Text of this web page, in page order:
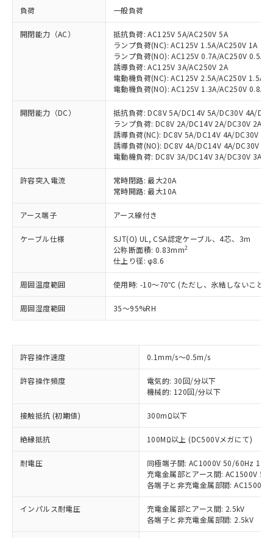
負荷 一般負荷
開閉能力（AC）
抵抗負荷: AC125V 5A/AC250V 5A
ランプ負荷(NC): AC125V 1.5A/AC250V 1A
ランプ負荷(NO): AC125V 0.7A/AC250V 0.5A
誘導負荷: AC125V 3A/AC250V 2A
電動機負荷(NC): AC125V 2.5A/AC250V 1.5A
電動機負荷(NO): AC125V 1.3A/AC250V 0.8A
開閉能力（DC）
抵抗負荷: DC8V 5A/DC14V 5A/DC30V 4A/
ランプ負荷: DC8V 2A/DC14V 2A/DC30V 2A/
誘導負荷(NC): DC8V 5A/DC14V 4A/DC30V
誘導負荷(NO): DC8V 4A/DC14V 4A/DC30V
電動機負荷: DC8V 3A/DC14V 3A/DC30V 3A/
許容突入電流
常時閉路: 最大20A
常時開路: 最大10A
アース端子 アース線付き
ケーブル仕様
SJT(O) UL, CSA認定ケーブル、4芯、3m
公称断面積: 0.83mm2
仕上り径: φ8.6
周囲温度範囲 使用時: -10～70℃ (ただし、氷結しないこと）
周囲湿度範囲 35～95%RH
許容操作速度 0.1mm/s～0.5m/s
許容操作頻度
電気的: 30回/分以下
機械的: 120回/分以下
接触抵抗 (初期値) 300mΩ以下
絶縁抵抗 100MΩ以上 (DC500Vメガにて)
耐電圧
同極端子間: AC1000V 50/60Hz
充電金属部とアース間: AC1500V
各端子と非充電金属部間: AC1500V
インパルス耐電圧
充電金属部とアース間: 2.5kV
各端子と非充電金属部間: 2.5kV
ご利用条件
以下の条件をお読みいただき、同意のうえ
本サービスは、当社制御機器事業取扱
商品の当社在庫状況および標準価格
(税抜)を提供させていただくもので
当社制御機器事業取扱商品の中には、
本サービスの対象外となる商品もある
ことをご了承ください。
在庫状況および標準価格照会結果は、
記載している更新日時点での社内デー
※1 対応状況
対応済み：EU RoHS指令（10物質）の
非含有に対応した製品が提供可能な商品で
対応予定：EU RoHS指令（10物質）の非含
有に対応した製品に切り替える予定のある
対応予定なし：EU RoHS指令（10物質）の
非含有に非対応の商品で、対応品を出す予
定はありません。
調査・確認中：EU RoHS指令（10物質）の
非含有の対応状況を調査中または確認中の
非該当品：ライセンス料など無形物で、有
害物質有無と関係のない商品です。
仕入先様の事情により、非含有部品として
むを得ず変更することがあります。
※1 中国RoHS○×表
「○」：最大均質材料含有率が中国RoHSの
基準値以下であることを示します。
「×」：最大均質材料含有率が中国RoHSの
基準値を超えていることを示します。
「－」：未確認です。当社販売部門へお問
当社は、これら貴社製品のうち、外国
為替および外国貿易法に定める商品
（以下｢規制貨物等」という）を輸出